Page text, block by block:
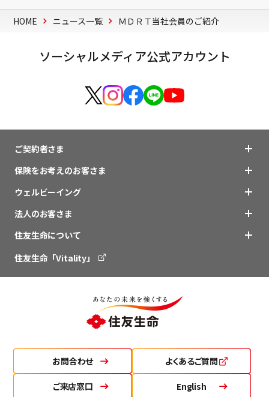
HOME ニュース一覧 ＭＤＲＴ当社会員のご紹介
ソーシャルメディア公式アカウント
ご契約者さま
保険をお考えのお客さま
ウェルビーイング
法人のお客さま
住友生命について
住友生命「Vitality」
お問合わせ よくあるご質問
ご来店窓口 English